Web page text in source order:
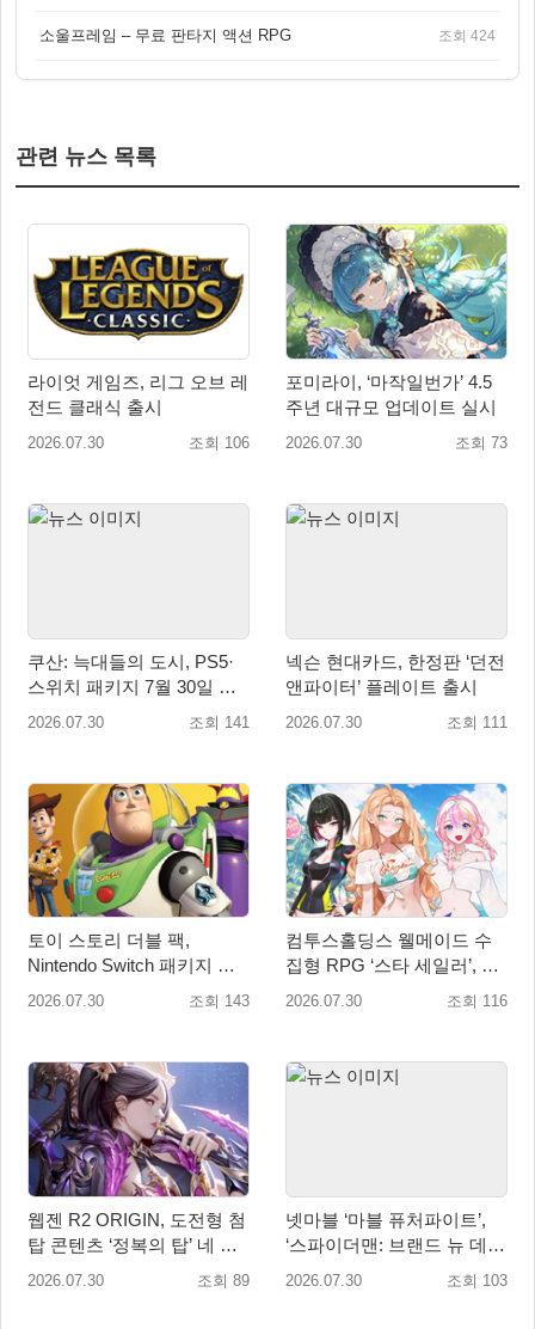
소울프레임 – 무료 판타지 액션 RPG 조회 424
관련 뉴스 목록
라이엇 게임즈, 리그 오브 레
전드 클래식 출시
2026.07.30 조회 106
포미라이, ‘마작일번가’ 4.5
주년 대규모 업데이트 실시
2026.07.30 조회 73
쿠산: 늑대들의 도시, PS5·
스위치 패키지 7월 30일 국
내 정식 출시
2026.07.30 조회 141
넥슨 현대카드, 한정판 ‘던전
앤파이터’ 플레이트 출시
2026.07.30 조회 111
토이 스토리 더블 팩,
Nintendo Switch 패키지 예
약판매 시작
2026.07.30 조회 143
컴투스홀딩스 웰메이드 수
집형 RPG ‘스타 세일러’, 여
름맞이 대규모 업데이트
2026.07.30 조회 116
웹젠 R2 ORIGIN, 도전형 첨
탑 콘텐츠 ‘정복의 탑’ 네 번
째 시즌 개최
2026.07.30 조회 89
넷마블 ‘마블 퓨처파이트’,
‘스파이더맨: 브랜드 뉴 데
이’ 업데이트…美 코믹콘 참
2026.07.30 조회 103